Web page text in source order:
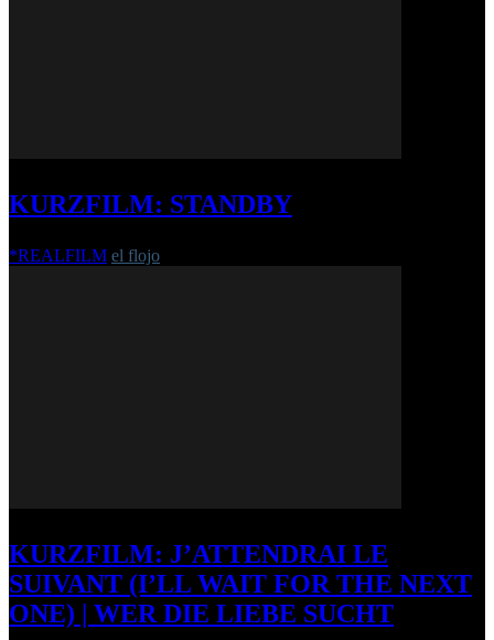
KURZFILM: STANDBY
*REALFILM el flojo
KURZFILM: J’ATTENDRAI LE
SUIVANT (I’LL WAIT FOR THE NEXT
ONE) | WER DIE LIEBE SUCHT